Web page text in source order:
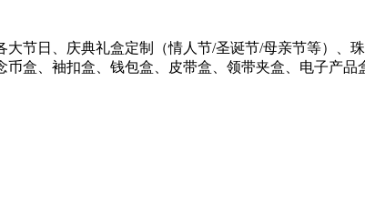
节日、庆典礼盒定制（情人节/圣诞节/母亲节等）、
盒、袖扣盒、钱包盒、皮带盒、领带夹盒、电子产品